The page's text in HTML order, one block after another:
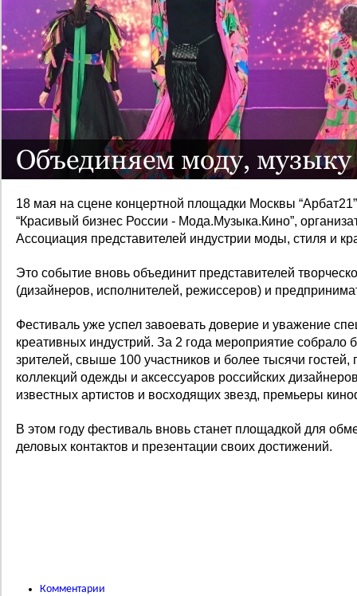
Объединяем моду,
18 мая на сцене концертной площадки Москвы
“Красивый бизнес России - Мода.Музыка.Кино”,
Ассоциация представителей индустрии моды, стиля и
Это событие вновь объединит представителей
(дизайнеров, исполнителей, режиссеров) и
Фестиваль уже успел завоевать доверие и уважение
креативных индустрий. За 2 года мероприятие собрало
зрителей, свыше 100 участников и более тысячи
коллекций одежды и аксессуаров российских
известных артистов и восходящих звезд, премьеры
В этом году фестиваль вновь станет площадкой для
деловых контактов и презентации своих достижений.
Комментарии